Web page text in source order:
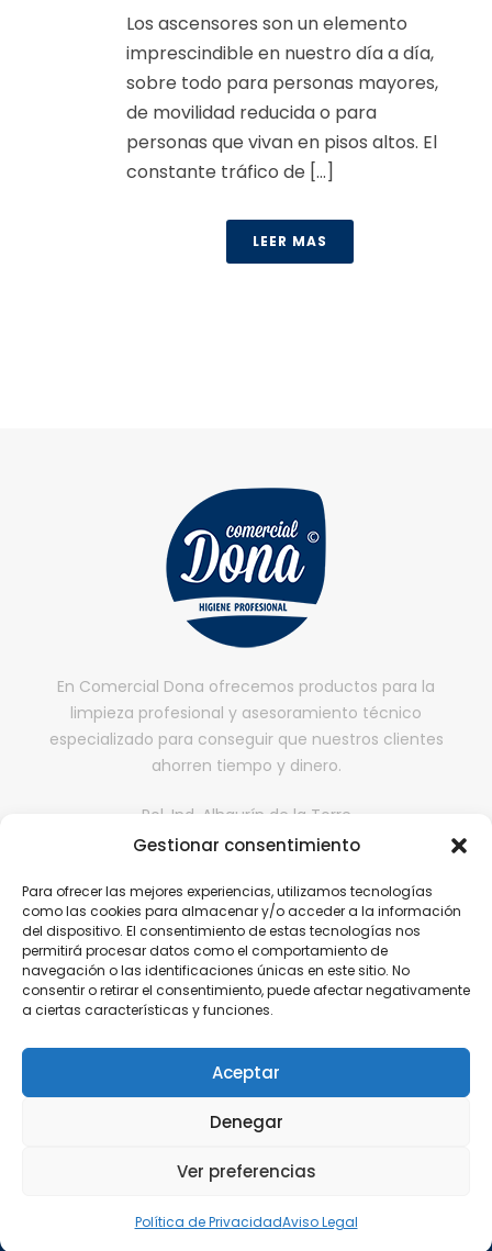
Gestionar consentimiento
Para ofrecer las mejores experiencias, utilizamos tecnologías
como las cookies para almacenar y/o acceder a la información
del dispositivo. El consentimiento de estas tecnologías nos
permitirá procesar datos como el comportamiento de
navegación o las identificaciones únicas en este sitio. No
consentir o retirar el consentimiento, puede afectar negativamente
a ciertas características y funciones.
Aceptar
Denegar
Ver preferencias
Política de PrivacidadAviso Legal
Los ascensores son un elemento
imprescindible en nuestro día a día,
sobre todo para personas mayores,
de movilidad reducida o para
personas que vivan en pisos altos. El
constante tráfico de [...]
LEER MAS
En Comercial Dona ofrecemos productos para la
limpieza profesional y asesoramiento técnico
especializado para conseguir que nuestros clientes
ahorren tiempo y dinero.
Pol. Ind. Alhaurín de la Torre
II fase, Nave 65,
comercialdona@gmail.com
952 416 199 | 646 608 584
Política de Privacidad
Política de cookies
Política de Calidad
© 2018 - 2024. COMERCIAL DONA. Higiene Profesional |